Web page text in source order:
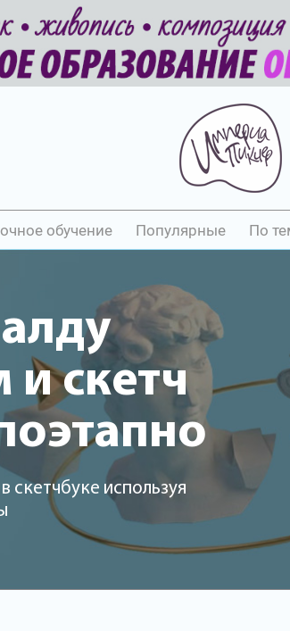
обучение Популярные По
скетч
скетчбуке используя